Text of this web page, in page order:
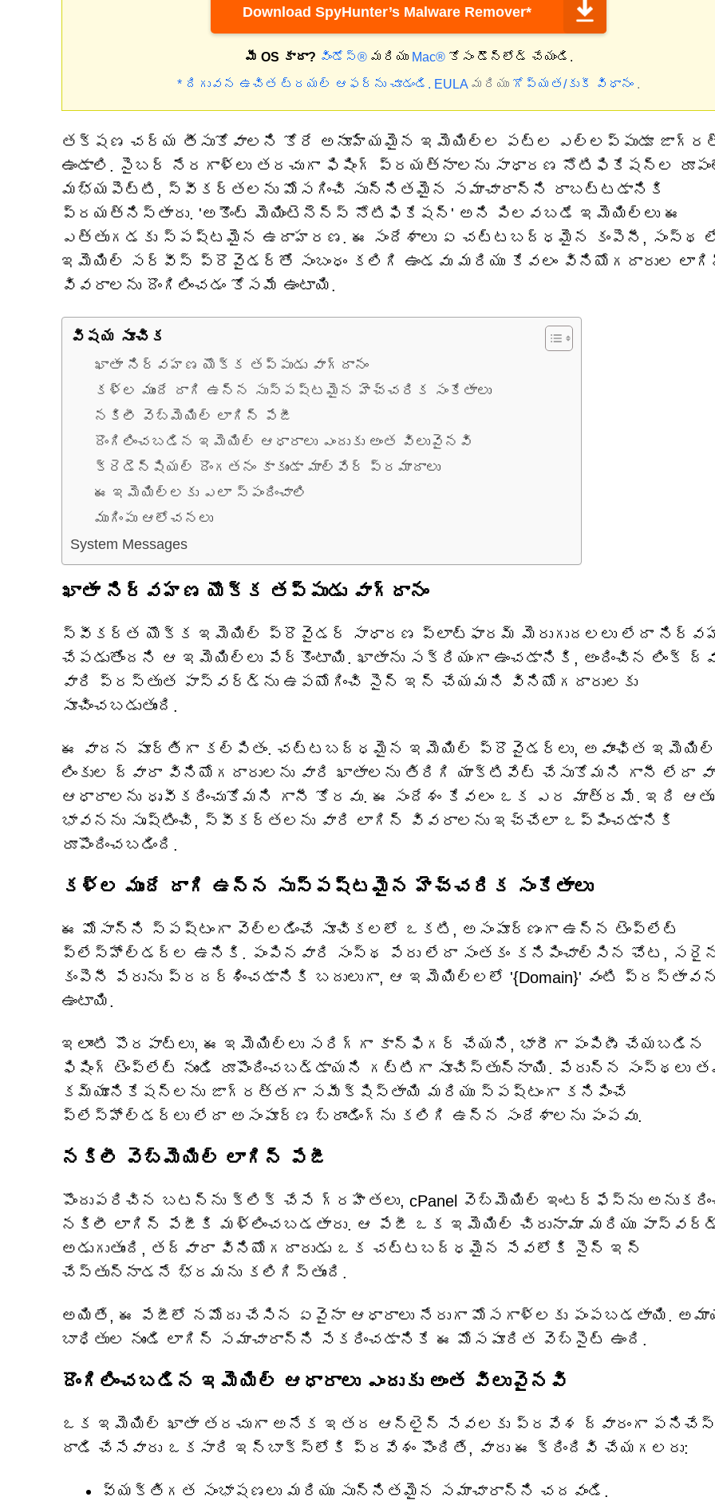
Download SpyHunter’s Malware Remover*
మీ OS కాదా? విండోస్®మరియు Mac®కోసం డౌన్‌లోడ్ చేయండి.
* దిగువన ఉచిత ట్రయల్ ఆఫర్‌ను చూడండి. EULA మరియు గోప్యత/కుకీ విధానం .
తక్షణ చర్య తీసుకోవాలని కోరే అనూహ్యమైన ఇమెయిల్‌ల పట్ల ఎల్లప్పుడూ
ఉండాలి. సైబర్ నేరగాళ్లు తరచుగా ఫిషింగ్ ప్రయత్నాలను సాధారణ నోటిఫికేషన్‌ల
మభ్యపెట్టి, స్వీకర్తలను మోసగించి సున్నితమైన సమాచారాన్ని రాబట్టడానికి
ప్రయత్నిస్తారు. 'అకౌంట్ మెయింటెనెన్స్ నోటిఫికేషన్' అని పిలవబడే ఇమెయిల్‌లు ఈ
ఎత్తుగడకు స్పష్టమైన ఉదాహరణ. ఈ సందేశాలు ఏ చట్టబద్ధమైన కంపెనీ, సంస్థ
ఇమెయిల్ సర్వీస్ ప్రొవైడర్‌తో సంబంధం కలిగి ఉండవు మరియు కేవలం వినియోగదారుల
వివరాలను దొంగిలించడం కోసమే ఉంటాయి.
విషయ సూచిక
ఖాతా నిర్వహణ యొక్క తప్పుడు వాగ్దానం
కళ్ల ముందే దాగి ఉన్న సుస్పష్టమైన హెచ్చరిక సంకేతాలు
నకిలీ వెబ్‌మెయిల్ లాగిన్ పేజీ
దొంగిలించబడిన ఇమెయిల్ ఆధారాలు ఎందుకు అంత విలువైనవి
క్రెడెన్షియల్ దొంగతనం కాకుండా మాల్వేర్ ప్రమాదాలు
ఈ ఇమెయిల్‌లకు ఎలా స్పందించాలి
ముగింపు ఆలోచనలు
System Messages
ఖాతా నిర్వహణ యొక్క తప్పుడు వాగ్దానం
స్వీకర్త యొక్క ఇమెయిల్ ప్రొవైడర్ సాధారణ ప్లాట్‌ఫారమ్ మెరుగుదలలు లేదా
చేపడుతోందని ఆ ఇమెయిల్‌లు పేర్కొంటాయి. ఖాతాను సక్రియంగా ఉంచడానికి, అందించిన లింక్
వారి ప్రస్తుత పాస్‌వర్డ్‌ను ఉపయోగించి సైన్ ఇన్ చేయమని వినియోగదారులకు
సూచించబడుతుంది.
ఈ వాదన పూర్తిగా కల్పితం. చట్టబద్ధమైన ఇమెయిల్ ప్రొవైడర్లు, అవాంఛిత ఇమెయిల్
లింకుల ద్వారా వినియోగదారులను వారి ఖాతాలను తిరిగి యాక్టివేట్ చేసుకోమని గానీ లేదా
ఆధారాలను ధృవీకరించుకోమని గానీ కోరవు. ఈ సందేశం కేవలం ఒక ఎర మాత్రమే. ఇది
భావనను సృష్టించి, స్వీకర్తలను వారి లాగిన్ వివరాలను ఇచ్చేలా ఒప్పించడానికి
రూపొందించబడింది.
కళ్ల ముందే దాగి ఉన్న సుస్పష్టమైన హెచ్చరిక సంకేతాలు
ఈ మోసాన్ని స్పష్టంగా వెల్లడించే సూచికలలో ఒకటి, అసంపూర్ణంగా ఉన్న టెంప్లేట్
ప్లేస్‌హోల్డర్‌ల ఉనికి. పంపినవారి సంస్థ పేరు లేదా సంతకం కనిపించాల్సిన చోట,
కంపెనీ పేరును ప్రదర్శించడానికి బదులుగా, ఆ ఇమెయిల్‌లలో '{Domain}' వంటి
ఉంటాయి.
ఇలాంటి పొరపాట్లు, ఈ ఇమెయిల్‌లు సరిగ్గా కాన్ఫిగర్ చేయని, భారీగా పంపిణీ చేయబడిన
ఫిషింగ్ టెంప్లేట్ నుండి రూపొందించబడ్డాయని గట్టిగా సూచిస్తున్నాయి. పేరున్న సంస్థలు
కమ్యూనికేషన్‌లను జాగ్రత్తగా సమీక్షిస్తాయి మరియు స్పష్టంగా కనిపించే
ప్లేస్‌హోల్డర్‌లు లేదా అసంపూర్ణ బ్రాండింగ్‌ను కలిగి ఉన్న సందేశాలను పంపవు.
నకిలీ వెబ్‌మెయిల్ లాగిన్ పేజీ
పొందుపరిచిన బటన్‌ను క్లిక్ చేసే గ్రహీతలు, cPanel వెబ్‌మెయిల్ ఇంటర్‌ఫేస్‌ను
నకిలీ లాగిన్ పేజీకి మళ్లించబడతారు. ఆ పేజీ ఒక ఇమెయిల్ చిరునామా మరియు
అడుగుతుంది, తద్వారా వినియోగదారుడు ఒక చట్టబద్ధమైన సేవలోకి సైన్ ఇన్
చేస్తున్నాడనే భ్రమను కలిగిస్తుంది.
అయితే, ఈ పేజీలో నమోదు చేసిన ఏవైనా ఆధారాలు నేరుగా మోసగాళ్లకు పంపబడతాయి.
బాధితుల నుండి లాగిన్ సమాచారాన్ని సేకరించడానికే ఈ మోసపూరిత వెబ్‌సైట్ ఉంది.
దొంగిలించబడిన ఇమెయిల్ ఆధారాలు ఎందుకు అంత విలువైనవి
ఒక ఇమెయిల్ ఖాతా తరచుగా అనేక ఇతర ఆన్‌లైన్ సేవలకు ప్రవేశ ద్వారంగా
దాడి చేసేవారు ఒకసారి ఇన్‌బాక్స్‌లోకి ప్రవేశం పొందితే, వారు ఈ క్రిందివి చేయగలరు:
వ్యక్తిగత సంభాషణలు మరియు సున్నితమైన సమాచారాన్ని చదవండి.